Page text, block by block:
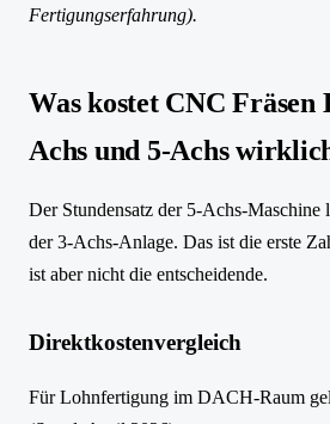
Fertigungserfahrung).
Was kostet CNC
Achs und 5-Achs
Der Stundensatz der 5-Achs-Maschine
der 3-Achs-Anlage. Das ist die erste
ist aber nicht die entscheidende.
Direktkostenvergleich
Für Lohnfertigung im DACH-Raum